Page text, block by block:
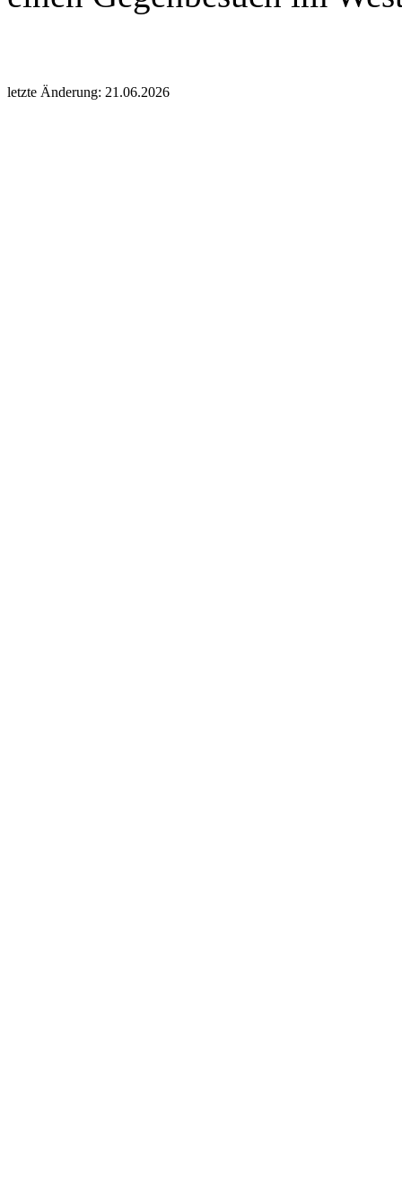
letzte Änderung: 21.06.2026